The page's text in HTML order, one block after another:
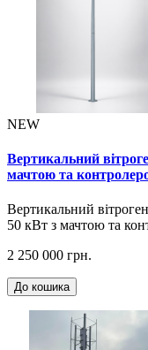
NEW
Вертикальний
мачтою та
Вертикальний
50 кВт з мачтою та
2 250 000 грн.
До кошика